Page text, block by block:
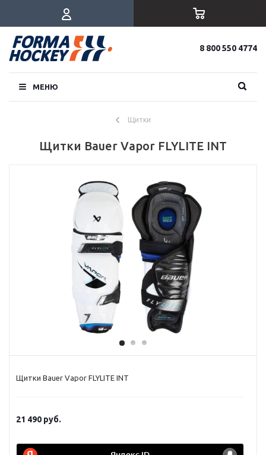
8 800 550 4774
МЕНЮ
Щитки
Щитки Bauer Vapor FLYLITE INT
Щитки Bauer Vapor FLYLITE INT
21 490 руб.